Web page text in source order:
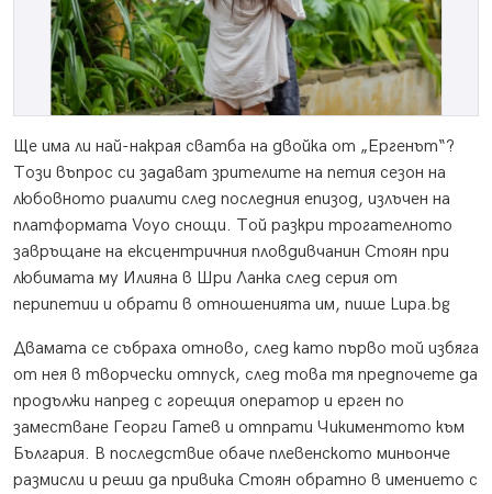
Ще има ли най-накрая сватба на двойка от „Ергенът“?
Този въпрос си задават зрителите на петия сезон на
любовното риалити след последния епизод, излъчен на
платформата Voyo снощи. Той разкри трогателното
завръщане на ексцентричния пловдивчанин Стоян при
любимата му Илияна в Шри Ланка след серия от
перипетии и обрати в отношенията им, пише Lupa.bg
Двамата се събраха отново, след като първо той избяга
от нея в творчески отпуск, след това тя предпочете да
продължи напред с горещия оператор и ерген по
заместване Георги Гатев и отпрати Чикиментото към
България. В последствие обаче плевенското миньонче
размисли и реши да привика Стоян обратно в имението с